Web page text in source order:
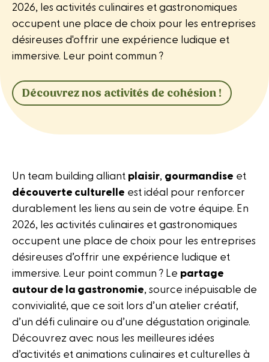
2026, les activités culinaires et gastronomiques
occupent une place de choix pour les entreprises
désireuses d'offrir une expérience ludique et
immersive. Leur point commun ?
Découvrez nos activités de cohésion !
Un team building alliant plaisir, gourmandise et
découverte culturelle est idéal pour renforcer
durablement les liens au sein de votre équipe. En
2026, les activités culinaires et gastronomiques
occupent une place de choix pour les entreprises
désireuses d’offrir une expérience ludique et
immersive. Leur point commun ? Le partage
autour de la gastronomie, source inépuisable de
convivialité, que ce soit lors d’un atelier créatif,
d’un défi culinaire ou d’une dégustation originale.
Découvrez avec nous les meilleures idées
d’activités et animations culinaires et culturelles à